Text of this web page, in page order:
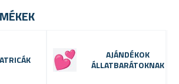
AJÁNDÉKOK
ÁLLATBARÁTOKNAK